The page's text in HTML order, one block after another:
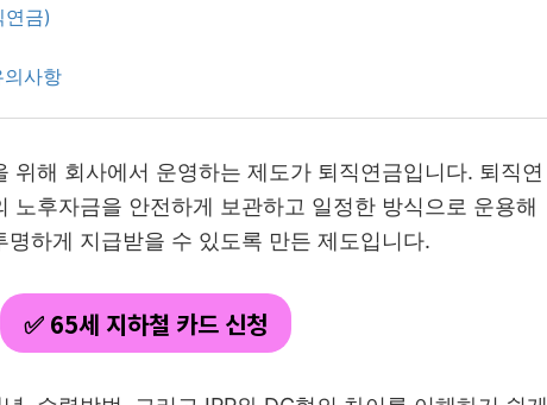
금)
사항
위해 회사에서 운영하는 제도가 퇴직연금입니다. 퇴직연
노후자금을 안전하게 보관하고 일정한 방식으로 운용해
하게 지급받을 수 있도록 만든 제도입니다.
✅ 65세 지하철 카드 신청